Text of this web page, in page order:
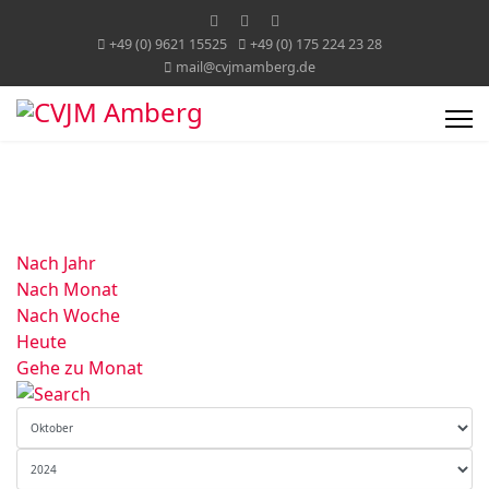
+49 (0) 9621 15525
+49 (0) 175 224 23 28
mail@cvjmamberg.de
Nach Jahr
Nach Monat
Nach Woche
Heute
Gehe zu Monat